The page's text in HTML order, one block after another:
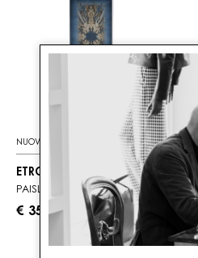
NUOVI ARRIVI
ETRO
PAISLEY
€ 350.00